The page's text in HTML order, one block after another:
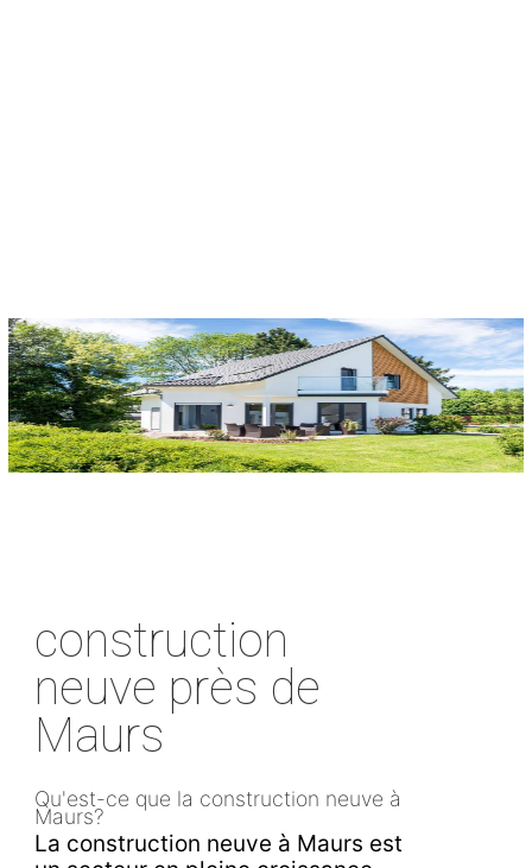
construction
neuve près de
Maurs
Qu'est-ce que la construction neuve à
Maurs?
La construction neuve à Maurs est